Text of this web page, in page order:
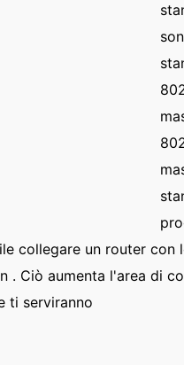
collegare un router con
. Ciò aumenta l'area di
ti serviranno